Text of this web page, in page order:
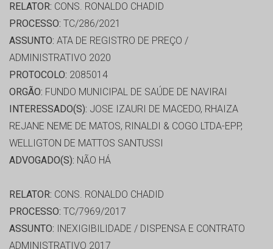
RELATOR: CONS. RONALDO CHADID
PROCESSO: TC/286/2021
ASSUNTO: ATA DE REGISTRO DE PREÇO /
ADMINISTRATIVO 2020
PROTOCOLO: 2085014
ORGÃO: FUNDO MUNICIPAL DE SAÚDE DE NAVIRAI
INTERESSADO(S): JOSE IZAURI DE MACEDO, RHAIZA
REJANE NEME DE MATOS, RINALDI & COGO LTDA-EPP,
WELLIGTON DE MATTOS SANTUSSI
ADVOGADO(S): NÃO HÁ
RELATOR: CONS. RONALDO CHADID
PROCESSO: TC/7969/2017
ASSUNTO: INEXIGIBILIDADE / DISPENSA E CONTRATO
ADMINISTRATIVO 2017